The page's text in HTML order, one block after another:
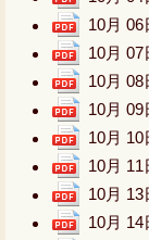
10月 06
10月 07
10月 08
10月 09
10月 10
10月 11
10月 13
10月 14